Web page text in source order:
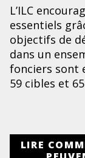
L’ILC
essentiels
objectifs de
dans un
fonciers sont
59 cibles et
LIRE